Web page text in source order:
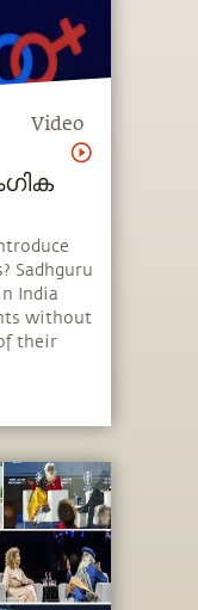
Video
Sadhguru
India
without
their
speaks